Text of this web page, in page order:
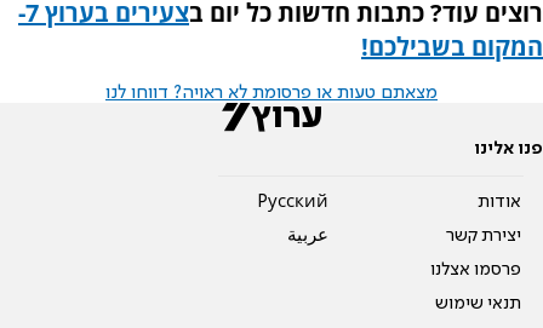
רוצים עוד? כתבות חדשות כל יום ב
צעירים בערוץ 7-
המקום בשבילכם!
מצאתם טעות או פרסומת לא ראויה? דווחו לנו
פנו אלינו
אודות
יצירת קשר
פרסמו אצלנו
תנאי שימוש
Pусский
عربية